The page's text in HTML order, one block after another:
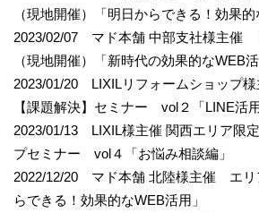
（現地開催）「明日からできる！効果
2023/02/07 マド本舗 中部支社様主催
（現地開催）「新時代の効果的なWEB活
2023/01/20 LIXILリフォームショップ
【課題解決】セミナー vol２「LINE活用
2023/01/13 LIXIL様主催 関西エリア限
プセミナー vol４「お悩み相談編」
2022/12/20 マド本舗 北陸様主催 エ
らできる！効果的なWEB活用」